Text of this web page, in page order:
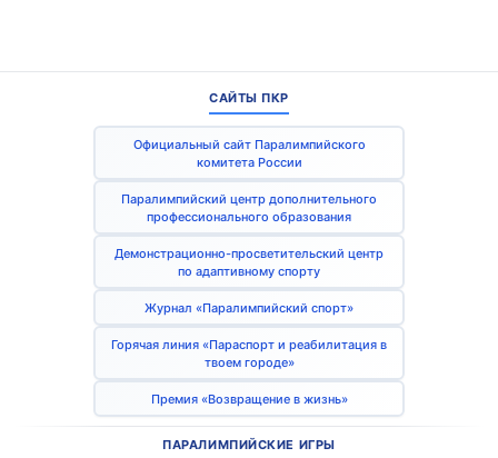
САЙТЫ ПКР
Официальный сайт Паралимпийского
комитета России
Паралимпийский центр дополнительного
профессионального образования
Демонстрационно-просветительский центр
по адаптивному спорту
Журнал «Паралимпийский спорт»
Горячая линия «Параспорт и реабилитация в
твоем городе»
Премия «Возвращение в жизнь»
ПАРАЛИМПИЙСКИЕ ИГРЫ